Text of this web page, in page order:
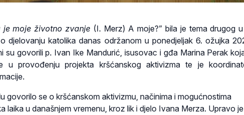
moje životno zvanje (I. Merz) A moje?” bila je tema drugog
djelovanju katolika danas održanom u ponedjeljak 6. ožujka
su govorili p. Ivan Ike Mandurić, isusovac i gđa Marina Perak
u provođenju projekta kršćanskog aktivizma te je
govorilo se o kršćanskom aktivizmu, načinima i mogućnostima
laika u današnjem vremenu, kroz lik i djelo Ivana Merza. Upravo